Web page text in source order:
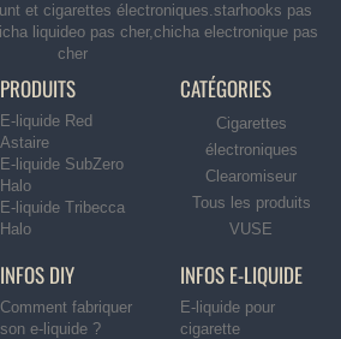
et cigarettes électroniques.starhooks pas
liquideo pas cher,chicha electronique pas
cher
PRODUITS
E-liquide Red
Astaire
E-liquide SubZero
Halo
E-liquide Tribecca
Halo
CATÉGORIES
Cigarettes
électroniques
Clearomiseur
Tous les produits
VUSE
INFOS DIY
Comment fabriquer
son e-liquide ?
INFOS E-LIQUIDE
E-liquide pour
cigarette